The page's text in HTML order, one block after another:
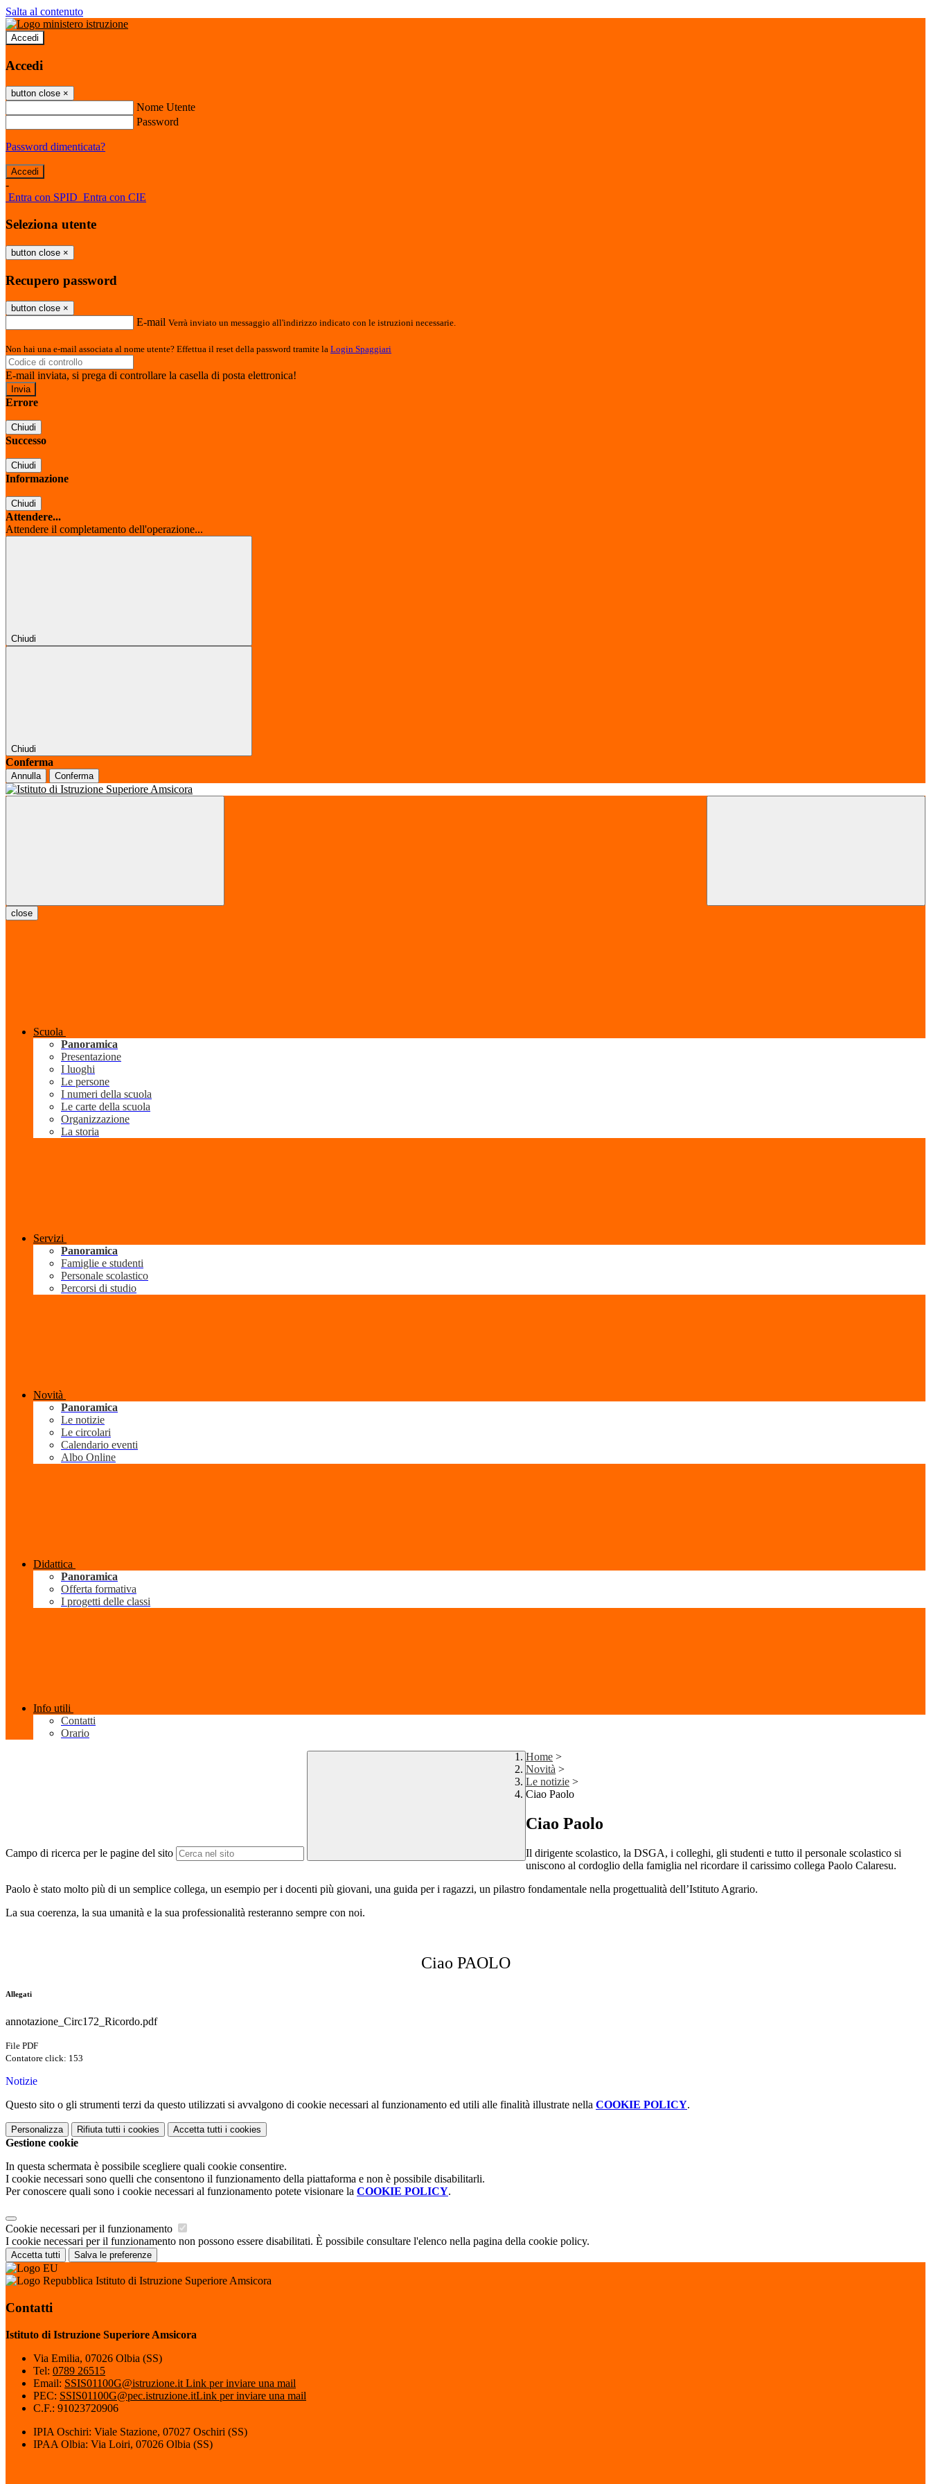
Salta al contenuto
Accedi
Accedi
button close ×
Nome Utente
Password
Password dimenticata?
-
Entra con SPID Entra con CIE
Seleziona utente
button close ×
Recupero password
button close ×
E-mail Verrà inviato un messaggio all'indirizzo indicato con le istruzioni necessarie.
Non hai una e-mail associata al nome utente? Effettua il reset della password tramite la Login Spaggiari
E-mail inviata, si prega di controllare la casella di posta elettronica!
Errore
Chiudi
Successo
Chiudi
Informazione
Chiudi
Attendere...
Attendere il completamento dell'operazione...
Chiudi
Chiudi
Conferma
Annulla Conferma
close
Scuola
Panoramica
Presentazione
I luoghi
Le persone
I numeri della scuola
Le carte della scuola
Organizzazione
La storia
Servizi
Panoramica
Famiglie e studenti
Personale scolastico
Percorsi di studio
Novità
Panoramica
Le notizie
Le circolari
Calendario eventi
Albo Online
Didattica
Panoramica
Offerta formativa
I progetti delle classi
Info utili
Contatti
Orario
Campo di ricerca per le pagine del sito
Home >
Novità >
Le notizie >
Ciao Paolo
Ciao Paolo
Il dirigente scolastico, la DSGA, i colleghi, gli studenti e tutto il personale scolastico si
uniscono al cordoglio della famiglia nel ricordare il carissimo collega Paolo Calaresu.
Paolo è stato molto più di un semplice collega, un esempio per i docenti più giovani, una guida per i ragazzi, un pilastro fondamentale nella progettualità dell’Istituto Agrario.
La sua coerenza, la sua umanità e la sua professionalità resteranno sempre con noi.
Ciao PAOLO
Allegati
annotazione_Circ172_Ricordo.pdf
File PDF
Contatore click: 153
Notizie
Questo sito o gli strumenti terzi da questo utilizzati si avvalgono di cookie necessari al funzionamento ed utili alle finalità illustrate nella COOKIE POLICY.
Personalizza Rifiuta tutti i cookies Accetta tutti i cookies
Gestione cookie
In questa schermata è possibile scegliere quali cookie consentire.
I cookie necessari sono quelli che consentono il funzionamento della piattaforma e non è possibile disabilitarli.
Per conoscere quali sono i cookie necessari al funzionamento potete visionare la COOKIE POLICY.
Cookie necessari per il funzionamento
I cookie necessari per il funzionamento non possono essere disabilitati. È possibile consultare l'elenco nella pagina della cookie policy.
Accetta tutti Salva le preferenze
Istituto di Istruzione Superiore Amsicora
Contatti
Istituto di Istruzione Superiore Amsicora
Via Emilia, 07026 Olbia (SS)
Tel: 0789 26515
Email: SSIS01100G@istruzione.it Link per inviare una mail
PEC: SSIS01100G@pec.istruzione.itLink per inviare una mail
C.F.: 91023720906
IPIA Oschiri: Viale Stazione, 07027 Oschiri (SS)
IPAA Olbia: Via Loiri, 07026 Olbia (SS)